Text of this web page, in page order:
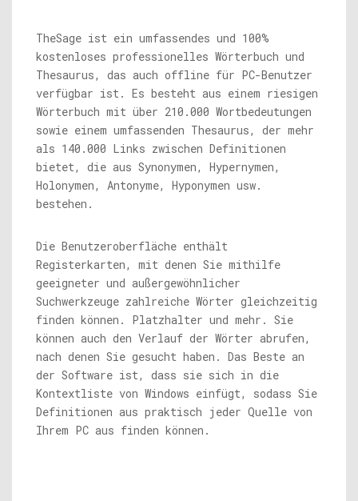
TheSage ist ein umfassendes und 100%
kostenloses professionelles Wörterbuch und
Thesaurus, das auch offline für PC-Benutzer
verfügbar ist. Es besteht aus einem riesigen
Wörterbuch mit über 210.000 Wortbedeutungen
sowie einem umfassenden Thesaurus, der mehr
als 140.000 Links zwischen Definitionen
bietet, die aus Synonymen, Hypernymen,
Holonymen, Antonyme, Hyponymen usw.
bestehen.
Die Benutzeroberfläche enthält
Registerkarten, mit denen Sie mithilfe
geeigneter und außergewöhnlicher
Suchwerkzeuge zahlreiche Wörter gleichzeitig
finden können. Platzhalter und mehr. Sie
können auch den Verlauf der Wörter abrufen,
nach denen Sie gesucht haben. Das Beste an
der Software ist, dass sie sich in die
Kontextliste von Windows einfügt, sodass Sie
Definitionen aus praktisch jeder Quelle von
Ihrem PC aus finden können.